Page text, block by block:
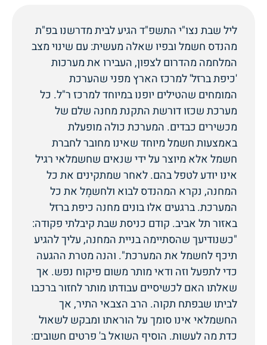
ליל שבת נצו"י התשפ"ד הגיע לבית מדרשנו בפ"ת
מהנדס חשמל ובפיו שאלה מעשית: עם שינוי מצב
המלחמה מהדרום לצפון, העבירו את מערכות
'כיפת ברזל' למרכז הארץ מפני שהערכת
המומחים שהטילים יופנו במיוחד למרכז ר"ל. כל
מערכת שכזו דורשת התקנת מחנה שלם של
מכשירים כבדים. המערכת כולה מופעלת
באמצעות חשמל מיוחד שאינו מחובר לחברת
חשמל אלא מיוצר על ידי שנאים שחשמלאי רגיל
אינו יודע לטפל בהם. לאחר שמתקינים את כל
המחנה, נקרא המהנדס לבוא ולחשמֶל את כל
המערכת. ברגעים אלו בונים מחנה כיפת ברזל
באזור תל אביב. קודם כניסת שבת קיבלתי פקודה:
"כשנודיעך שהסתיימה בניית המחנה, עליך להגיע
תיכף לחשמל את המערכת". והנה מטרת ההגעה
כדי לתפעל וזה ודאי מותר משום פיקוח נפש. אך
שאלתו האם לכשיסיים עבודתו מותר לחזור ברכבו
לביתו שבפתח תקוה. הרב הצבאי התיר, אך
החשמלאי אינו סומך על הוראתו ומבקש לשאול
כדת מה לעשות. הוסיף השואל ב' פרטים חשובים: